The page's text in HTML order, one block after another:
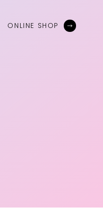
ONLINE SHOP